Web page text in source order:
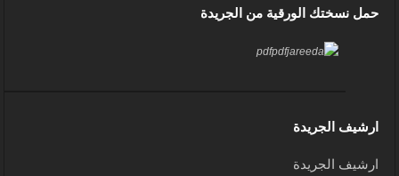
حمل نسختك الورقية من الجريدة
ارشيف الجريدة
ارشيف الجريدة